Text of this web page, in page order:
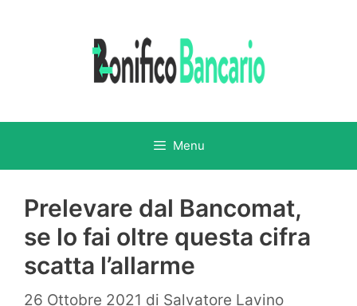
Menu
Prelevare dal Bancomat,
se lo fai oltre questa cifra
scatta l’allarme
26 Ottobre 2021 di Salvatore Lavino